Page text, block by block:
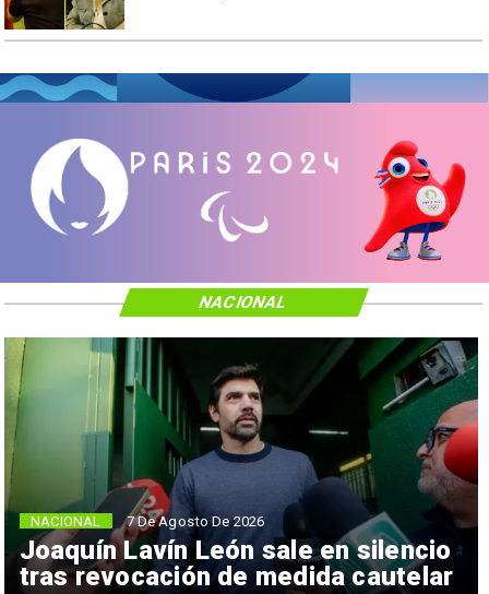
Joaquín Lavín León sale en silencio
tras revocación de medida cautelar
NACIONAL 7 De Agosto De 2026
NACIONAL